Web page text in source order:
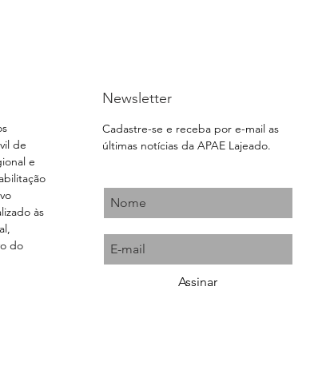
de
e
às
do
Newsletter
Cadastre-se e receba por e-mail as
últimas notícias da APAE Lajeado.
Assinar